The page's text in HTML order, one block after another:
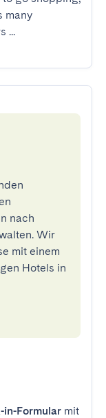
many
...
nach
Wir
mit einem
Hotels in
in-Formular mit